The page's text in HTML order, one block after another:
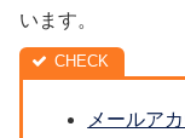
います。
メールア